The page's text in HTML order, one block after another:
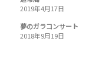
2019年4月17日
夢のガラコンサート
2018年9月19日